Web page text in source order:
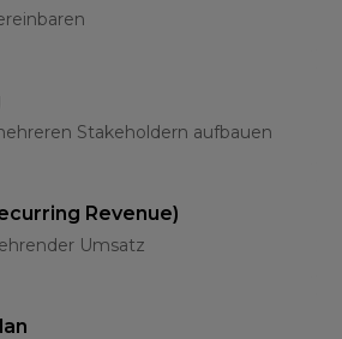
Stakeholdern aufbauen
Revenue)
Umsatz